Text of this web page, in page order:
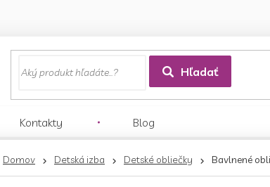
Hľadať
Kontakty Blog
Domov Detská izba Detské obliečky Bavlnené